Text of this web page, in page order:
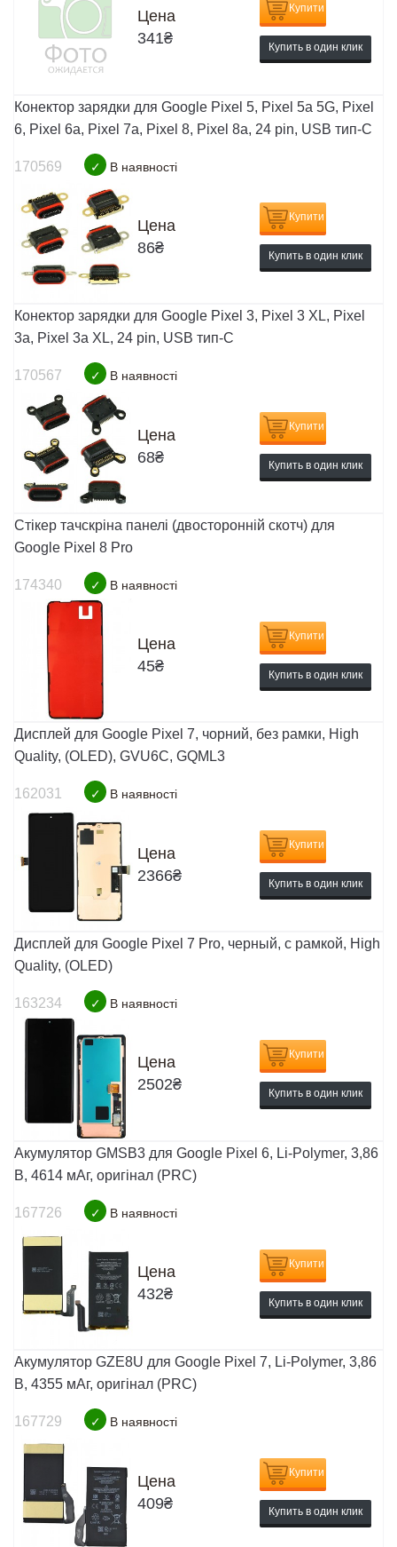
Цена
341₴
Купити
Купить в один клик
Конектор зарядки для Google Pixel 5, Pixel 5a 5G, Pixel
6, Pixel 6a, Pixel 7a, Pixel 8, Pixel 8a, 24 pin, USB тип-C
170569 ✓ В наявності
Цена
86₴
Купити
Купить в один клик
Конектор зарядки для Google Pixel 3, Pixel 3 XL, Pixel
3a, Pixel 3a XL, 24 pin, USB тип-C
170567 ✓ В наявності
Цена
68₴
Купити
Купить в один клик
Стікер тачскріна панелі (двосторонній скотч) для
Google Pixel 8 Pro
174340 ✓ В наявності
Цена
45₴
Купити
Купить в один клик
Дисплей для Google Pixel 7, чорний, без рамки, High
Quality, (OLED), GVU6C, GQML3
162031 ✓ В наявності
Цена
2366₴
Купити
Купить в один клик
Дисплей для Google Pixel 7 Pro, черный, с рамкой, High
Quality, (OLED)
163234 ✓ В наявності
Цена
2502₴
Купити
Купить в один клик
Акумулятор GMSB3 для Google Pixel 6, Li-Polymer, 3,86
B, 4614 мАг, оригінал (PRC)
167726 ✓ В наявності
Цена
432₴
Купити
Купить в один клик
Акумулятор GZE8U для Google Pixel 7, Li-Polymer, 3,86
B, 4355 мАг, оригінал (PRC)
167729 ✓ В наявності
Цена
409₴
Купити
Купить в один клик